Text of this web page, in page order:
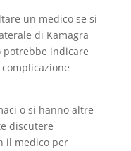
un medico se si
di Kamagra
potrebbe indicare
o si hanno altre
discutere
il medico per